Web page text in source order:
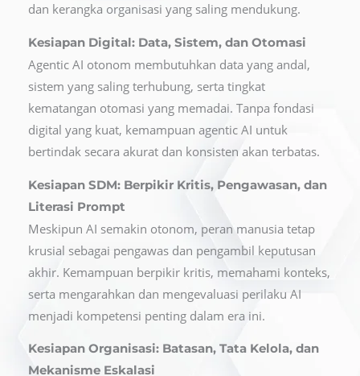
dan kerangka organisasi yang saling mendukung.
Kesiapan Digital: Data, Sistem, dan Otomasi
Agentic AI otonom membutuhkan data yang andal,
sistem yang saling terhubung, serta tingkat
kematangan otomasi yang memadai. Tanpa fondasi
digital yang kuat, kemampuan agentic AI untuk
bertindak secara akurat dan konsisten akan terbatas.
Kesiapan SDM: Berpikir Kritis, Pengawasan, dan
Literasi Prompt
Meskipun AI semakin otonom, peran manusia tetap
krusial sebagai pengawas dan pengambil keputusan
akhir. Kemampuan berpikir kritis, memahami konteks,
serta mengarahkan dan mengevaluasi perilaku AI
menjadi kompetensi penting dalam era ini.
Kesiapan Organisasi: Batasan, Tata Kelola, dan
Mekanisme Eskalasi